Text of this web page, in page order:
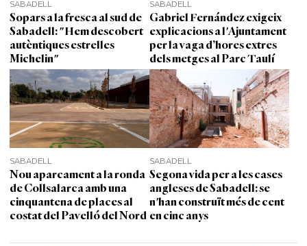
SABADELL
Sopars a la fresca al sud de
Sabadell: "Hem descobert
autèntiques estrelles
Michelin"
SABADELL
Gabriel Fernández exigeix
explicacions a l'Ajuntament
per la vaga d’hores extres
dels metges al Parc Taulí
SABADELL
Nou aparcament a la ronda
de Collsalarca amb una
cinquantena de places al
costat del Pavelló del Nord
SABADELL
Segona vida per a les cases
angleses de Sabadell: se
n'han construït més de cent
en cinc anys